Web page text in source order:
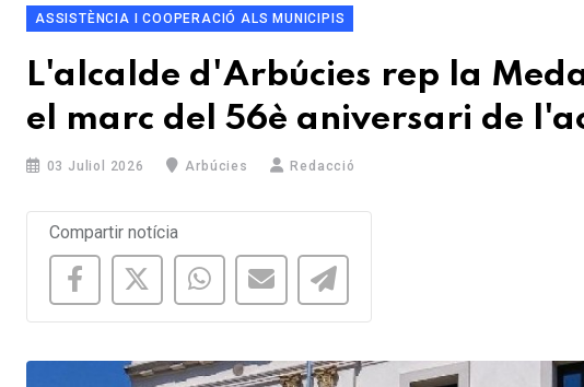
ASSISTÈNCIA I COOPERACIÓ ALS MUNICIPIS
L'alcalde d'Arbúcies rep la
el marc del 56è aniversari de
03 Juliol 2026 Arbúcies Redacció
Compartir notícia